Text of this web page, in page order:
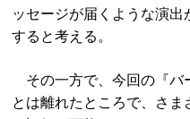
ッセージが届くような演
すると考える。
その一方で、今回の『バ
とは離れたところで、さ